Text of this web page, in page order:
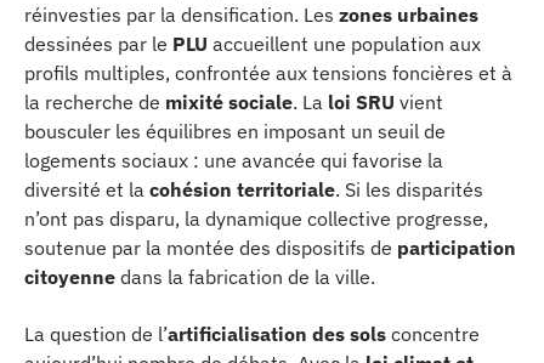
réinvesties par la densification. Les zones urbaines
dessinées par le PLU accueillent une population aux
profils multiples, confrontée aux tensions foncières et à
la recherche de mixité sociale. La loi SRU vient
bousculer les équilibres en imposant un seuil de
logements sociaux : une avancée qui favorise la
diversité et la cohésion territoriale. Si les disparités
n’ont pas disparu, la dynamique collective progresse,
soutenue par la montée des dispositifs de participation
citoyenne dans la fabrication de la ville.
La question de l’artificialisation des sols concentre